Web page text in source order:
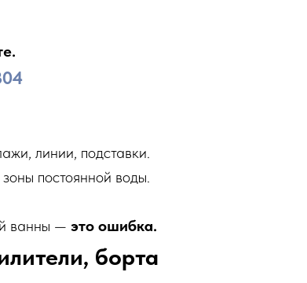
линии, подставки.
постоянной воды.
ванны — это ошибка.
борта